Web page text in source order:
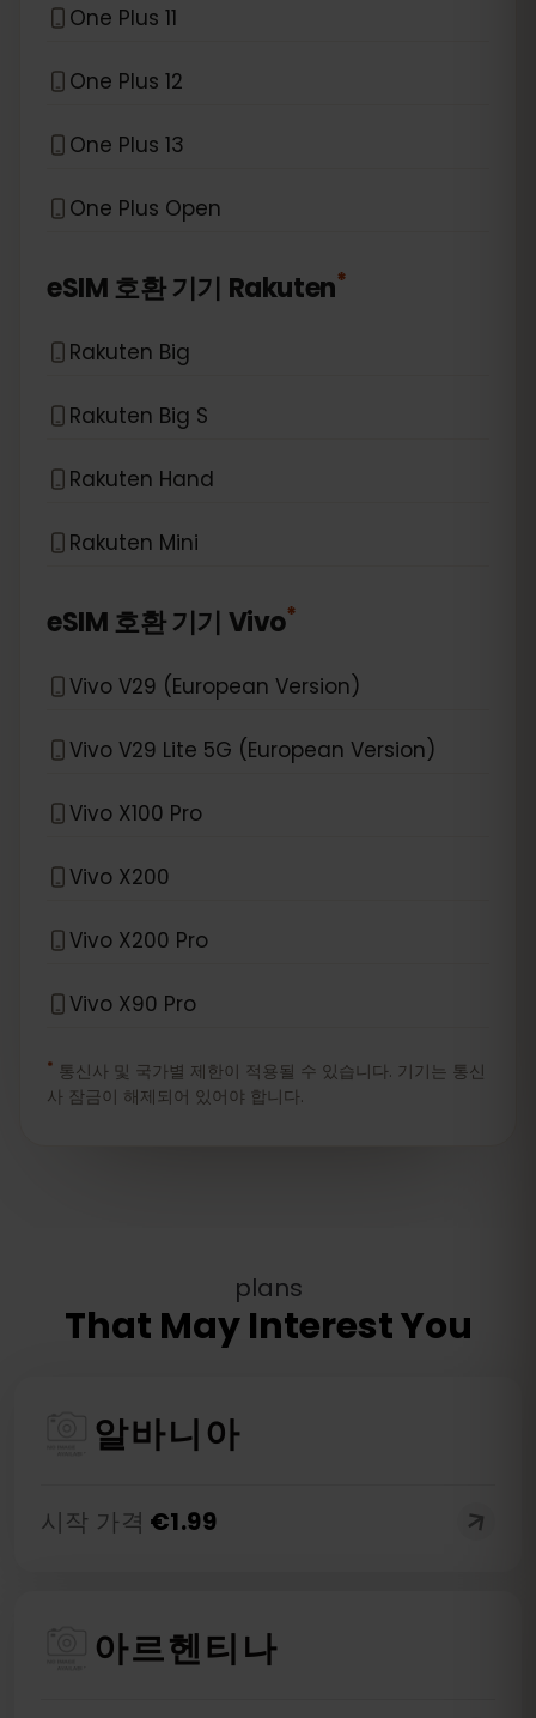
One Plus 11
One Plus 12
One Plus 13
One Plus Open
eSIM 호환 기기 Rakuten*
Rakuten Big
Rakuten Big S
Rakuten Hand
Rakuten Mini
eSIM 호환 기기 Vivo*
Vivo V29 (European Version)
Vivo V29 Lite 5G (European Version)
Vivo X100 Pro
Vivo X200
Vivo X200 Pro
Vivo X90 Pro
* 통신사 및 국가별 제한이 적용될 수 있습니다. 기기는 통신
사 잠금이 해제되어 있어야 합니다.
plans
That May Interest You
알바니아
시작 가격 €1.99
아르헨티나